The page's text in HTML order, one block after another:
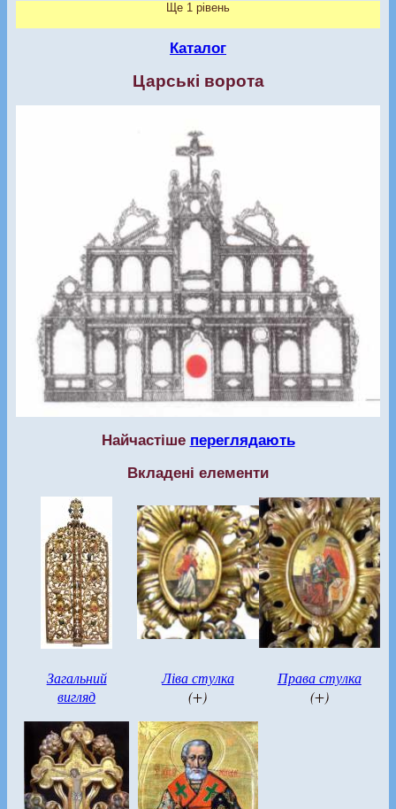
Ще 1 рівень
Каталог
Царські ворота
Найчастіше переглядають
Вкладені елементи
Загальний
вигляд
Ліва стулка
(+)
Права стулка
(+)